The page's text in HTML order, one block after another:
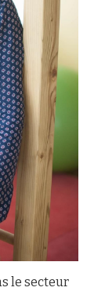
le secteur